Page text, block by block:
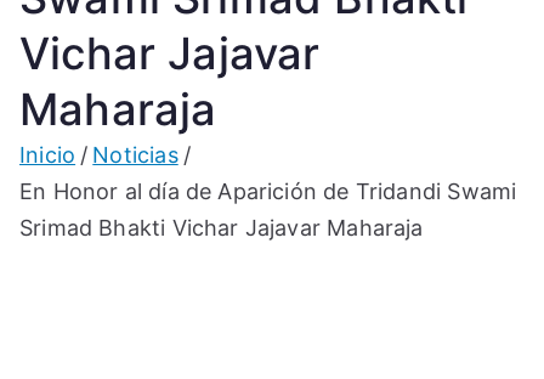
Vichar Jajavar
Maharaja
Inicio
Noticias
En Honor al día de Aparición de Tridandi Swami
Srimad Bhakti Vichar Jajavar Maharaja